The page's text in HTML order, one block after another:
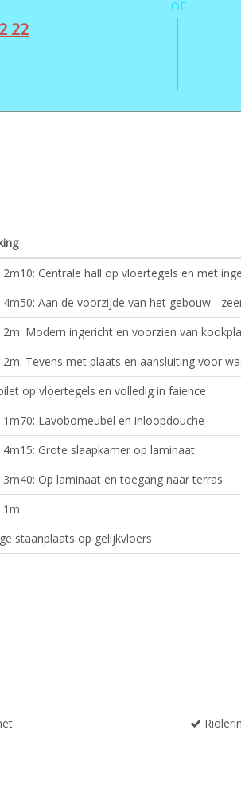
22
OF
Centrale hall op vloertegels en met
Aan de voorzijde van het gebouw -
Modern ingericht en voorzien van
Tevens met plaats en aansluiting voor
op vloertegels en volledig in faience
Lavobomeubel en inloopdouche
Grote slaapkamer op laminaat
Op laminaat en toegang naar terras
1m
staanplaats op gelijkvloers